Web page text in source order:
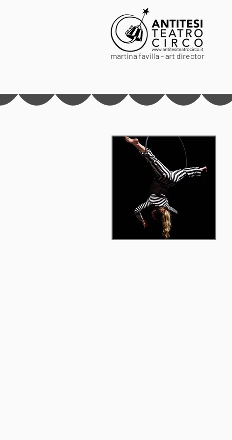
martina favilla - art director